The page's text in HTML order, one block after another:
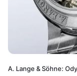
A. Lange & Söhne: